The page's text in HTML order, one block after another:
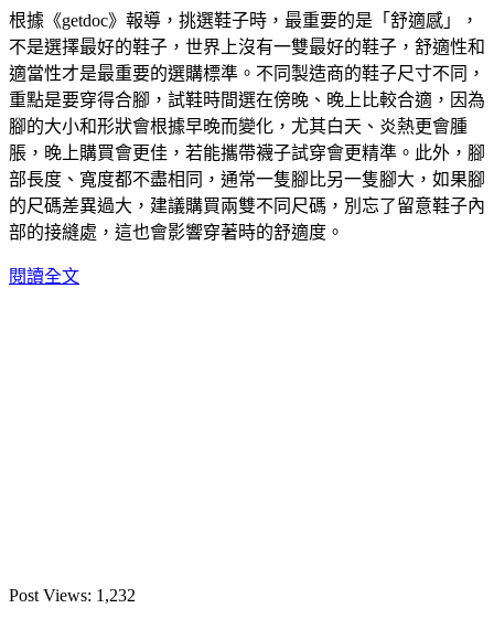
根據《getdoc》報導，挑選鞋子時，最重要的是「舒適感」，
不是選擇最好的鞋子，世界上沒有一雙最好的鞋子，舒適性和
適當性才是最重要的選購標準。不同製造商的鞋子尺寸不同，
重點是要穿得合腳，試鞋時間選在傍晚、晚上比較合適，因為
腳的大小和形狀會根據早晚而變化，尤其白天、炎熱更會腫
脹，晚上購買會更佳，若能攜帶襪子試穿會更精準。此外，腳
部長度、寬度都不盡相同，通常一隻腳比另一隻腳大，如果腳
的尺碼差異過大，建議購買兩雙不同尺碼，別忘了留意鞋子內
部的接縫處，這也會影響穿著時的舒適度。
閱讀全文
Post Views: 1,232